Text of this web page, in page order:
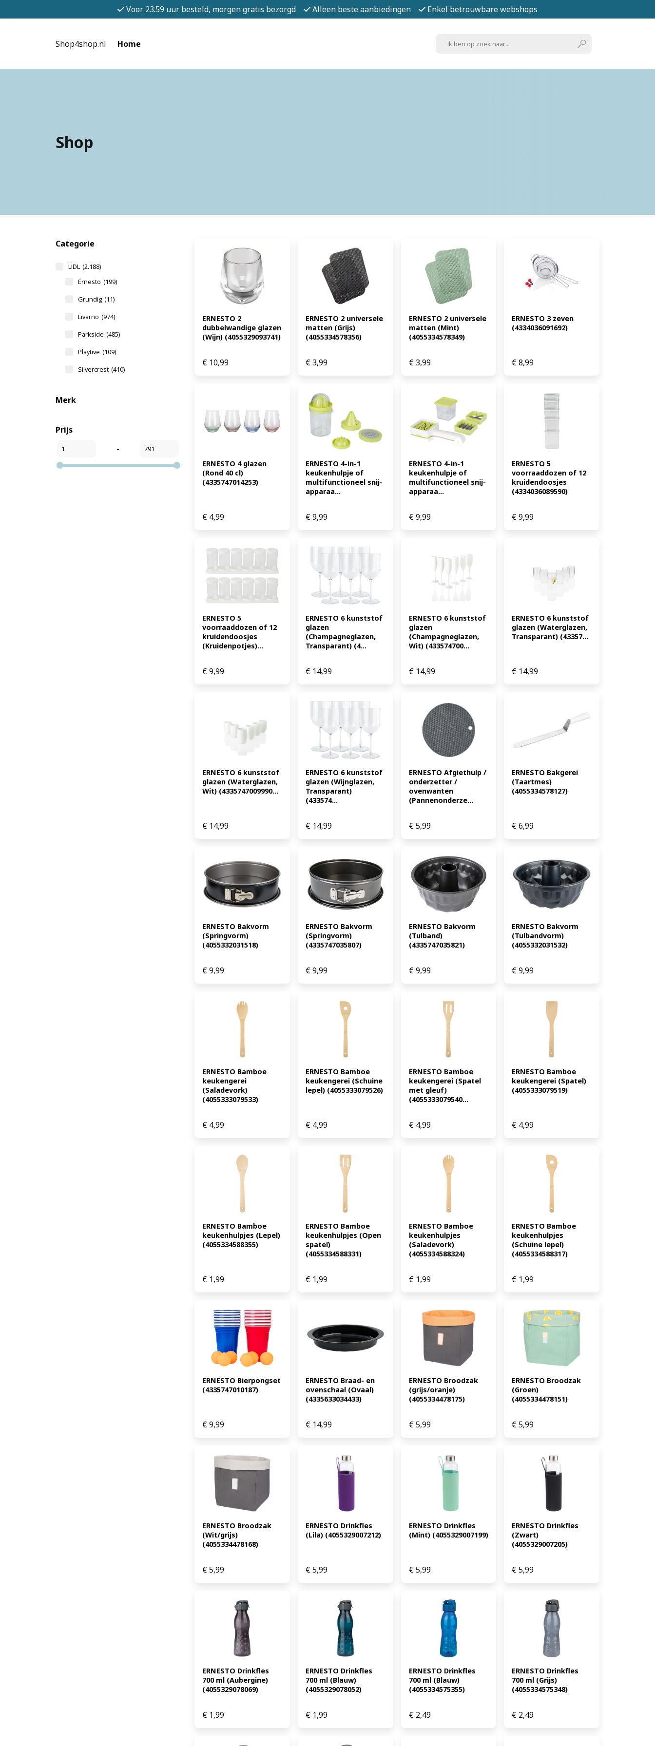
Voor 23.59 uur besteld, morgen gratis bezorgd Alleen beste aanbiedingen Enkel betrouwbare webshops
Shop4shop.nl Home
Shop
Categorie
LIDL (2.188)
Ernesto (199)
Grundig (11)
Livarno (974)
Parkside (485)
Playtive (109)
Silvercrest (410)
Merk
Prijs
-
ERNESTO 2
dubbelwandige glazen
(Wijn) (4055329093741)
€ 10,99
ERNESTO 2 universele
matten (Grijs)
(4055334578356)
€3,99
ERNESTO 2 universele
matten (Mint)
(4055334578349)
€3,99
ERNESTO 3 zeven
(4334036091692)
€8,99
ERNESTO 4 glazen
(Rond 40 cl)
(4335747014253)
€ 4,99
ERNESTO 4-in-1
keukenhulpje of
multifunctioneel snij-
apparaa...
€9,99
ERNESTO 4-in-1
keukenhulpje of
multifunctioneel snij-
apparaa...
€9,99
ERNESTO 5
voorraaddozen of 12
kruidendoosjes
(4334036089590)
€9,99
ERNESTO 5
voorraaddozen of 12
kruidendoosjes
(Kruidenpotjes)...
€9,99
ERNESTO 6 kunststof
glazen
(Champagneglazen,
Transparant) (4...
€14,99
ERNESTO 6 kunststof
glazen
(Champagneglazen,
Wit) (433574700...
€14,99
ERNESTO 6 kunststof
glazen (Waterglazen,
Transparant) (43357...
€ 14,99
ERNESTO 6 kunststof
glazen (Waterglazen,
Wit) (4335747009990...
€ 14,99
ERNESTO 6 kunststof
glazen (Wijnglazen,
Transparant)
(433574...
€14,99
ERNESTO Afgiethulp /
onderzetter /
ovenwanten
(Pannenonderze...
€5,99
ERNESTO Bakgerei
(Taartmes)
(4055334578127)
€6,99
ERNESTO Bakvorm
(Springvorm)
(4055332031518)
€9,99
ERNESTO Bakvorm
(Springvorm)
(4335747035807)
€9,99
ERNESTO Bakvorm
(Tulband)
(4335747035821)
€9,99
ERNESTO Bakvorm
(Tulbandvorm)
(4055332031532)
€9,99
ERNESTO Bamboe
keukengerei
(Saladevork)
(4055333079533)
€ 4,99
ERNESTO Bamboe
keukengerei (Schuine
lepel) (4055333079526)
€4,99
ERNESTO Bamboe
keukengerei (Spatel
met gleuf)
(4055333079540...
€4,99
ERNESTO Bamboe
keukengerei (Spatel)
(4055333079519)
€ 4,99
ERNESTO Bamboe
keukenhulpjes (Lepel)
(4055334588355)
€ 1,99
ERNESTO Bamboe
keukenhulpjes (Open
spatel)
(4055334588331)
€1,99
ERNESTO Bamboe
keukenhulpjes
(Saladevork)
(4055334588324)
€1,99
ERNESTO Bamboe
keukenhulpjes
(Schuine lepel)
(4055334588317)
€ 1,99
ERNESTO Bierpongset
(4335747010187)
€9,99
ERNESTO Braad- en
ovenschaal (Ovaal)
(4335633034433)
€14,99
ERNESTO Broodzak
(grijs/oranje)
(4055334478175)
€5,99
ERNESTO Broodzak
(Groen)
(4055334478151)
€5,99
ERNESTO Broodzak
(Wit/grijs)
(4055334478168)
€5,99
ERNESTO Drinkfles
(Lila) (4055329007212)
€5,99
ERNESTO Drinkfles
(Mint) (4055329007199)
€5,99
ERNESTO Drinkfles
(Zwart)
(4055329007205)
€5,99
ERNESTO Drinkfles
700 ml (Aubergine)
(4055329078069)
€ 1,99
ERNESTO Drinkfles
700 ml (Blauw)
(4055329078052)
€1,99
ERNESTO Drinkfles
700 ml (Blauw)
(4055334575355)
€2,49
ERNESTO Drinkfles
700 ml (Grijs)
(4055334575348)
€ 2,49